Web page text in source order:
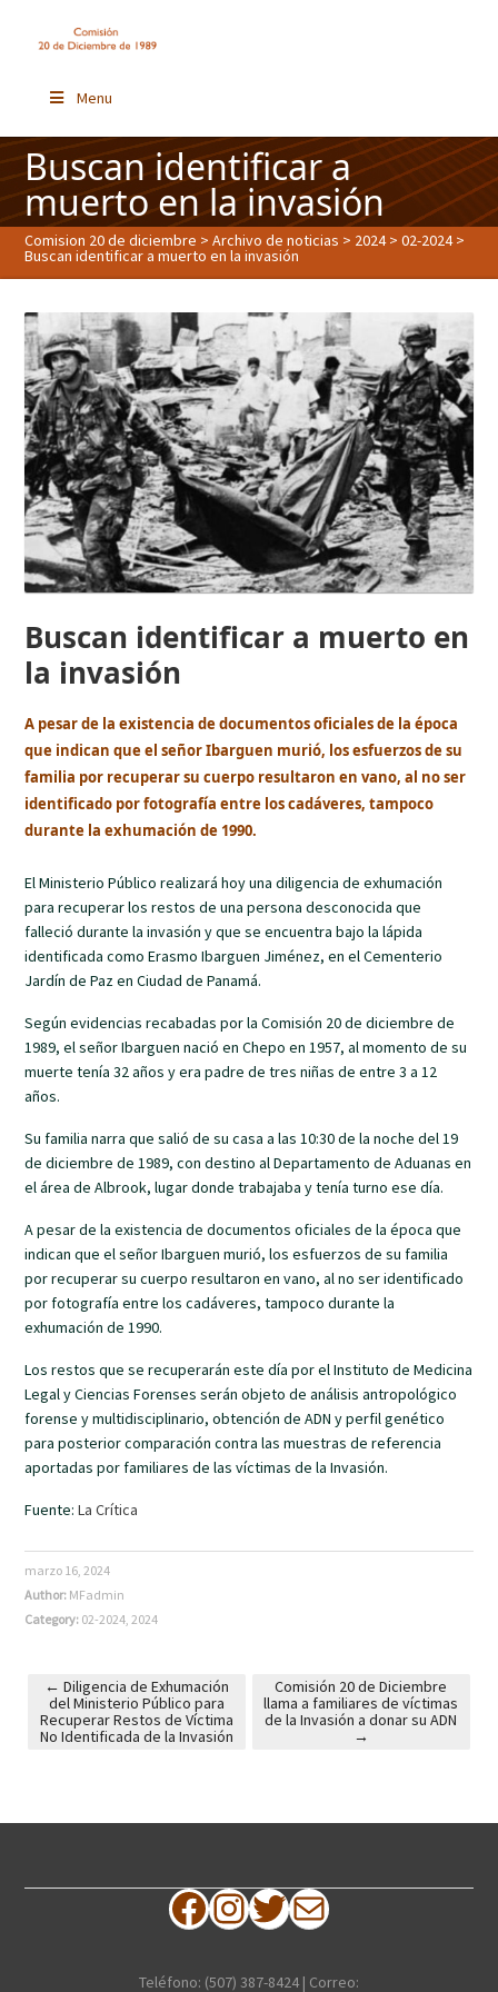
Menu
Buscan identificar a
muerto en la invasión
Comision 20 de diciembre >Archivo de noticias > 2024>02-2024>
Buscan identificar a muerto en la invasión
Buscan identificar a muerto en
la invasión
A pesar de la existencia de documentos oficiales de la época
que indican que el señor Ibarguen murió, los esfuerzos de su
familia por recuperar su cuerpo resultaron en vano, al no ser
identificado por fotografía entre los cadáveres, tampoco
durante la exhumación de 1990.
El Ministerio Público realizará hoy una diligencia de exhumación
para recuperar los restos de una persona desconocida que
falleció durante la invasión y que se encuentra bajo la lápida
identificada como Erasmo Ibarguen Jiménez, en el Cementerio
Jardín de Paz en Ciudad de Panamá.
Según evidencias recabadas por la Comisión 20 de diciembre de
1989, el señor Ibarguen nació en Chepo en 1957, al momento de su
muerte tenía 32 años y era padre de tres niñas de entre 3 a 12
años.
Su familia narra que salió de su casa a las 10:30 de la noche del 19
de diciembre de 1989, con destino al Departamento de Aduanas en
el área de Albrook, lugar donde trabajaba y tenía turno ese día.
A pesar de la existencia de documentos oficiales de la época que
indican que el señor Ibarguen murió, los esfuerzos de su familia
por recuperar su cuerpo resultaron en vano, al no ser identificado
por fotografía entre los cadáveres, tampoco durante la
exhumación de 1990.
Los restos que se recuperarán este día por el Instituto de Medicina
Legal y Ciencias Forenses serán objeto de análisis antropológico
forense y multidisciplinario, obtención de ADN y perfil genético
para posterior comparación contra las muestras de referencia
aportadas por familiares de las víctimas de la Invasión.
Fuente:La Crítica
marzo 16, 2024
Author: MFadmin
Category: 02-2024,2024
Post navigation
← Diligencia de Exhumación
del Ministerio Público para
Recuperar Restos de Víctima
No Identificada de la Invasión
Comisión 20 de Diciembre
llama a familiares de víctimas
de la Invasión a donar su ADN
→
Facebook
Instagram
Twitter
Correo electrónico
Teléfono: (507) 387-8424 | Correo: